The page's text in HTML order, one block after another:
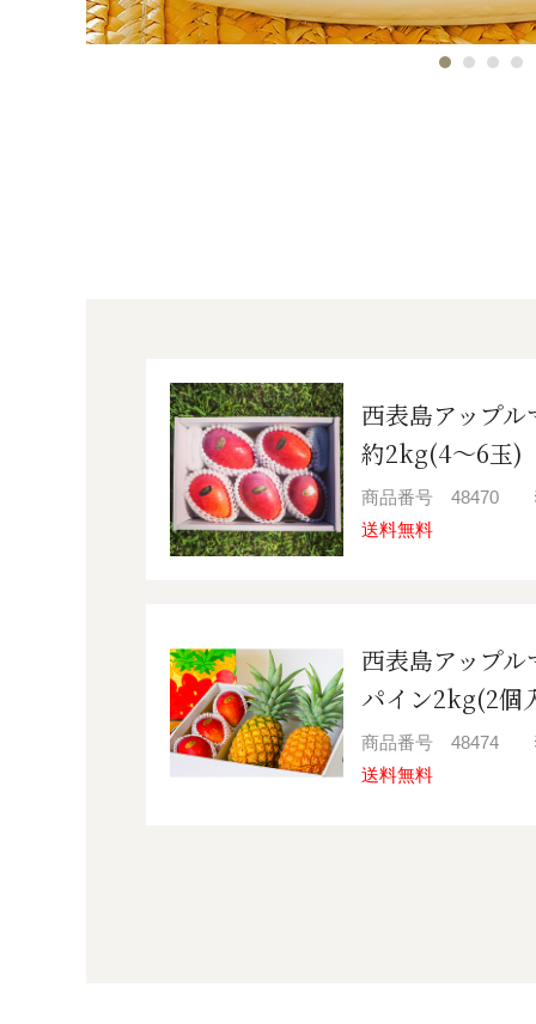
西表島アップル
約2kg(4～6玉)
商品番号 48470
送料無料
西表島アップル
パイン2kg(2個
商品番号 48474
送料無料